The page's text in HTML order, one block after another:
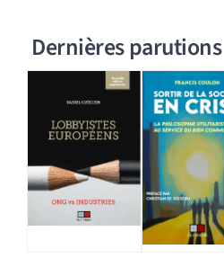
Dernières parutions